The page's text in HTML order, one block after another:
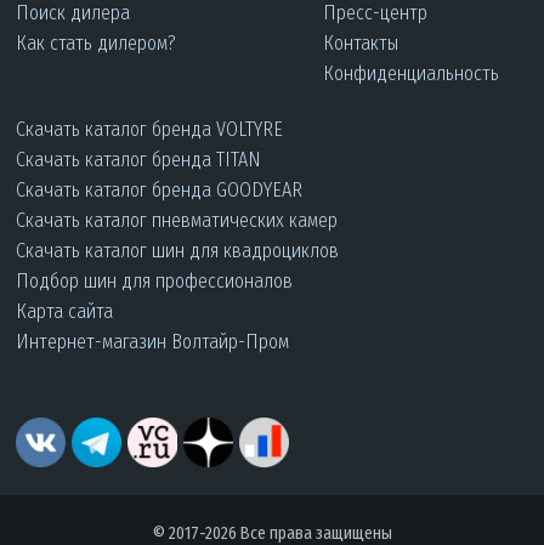
Поиск дилера
Как стать дилером?
Пресс-центр
Контакты
Конфиденциальность
Скачать каталог бренда VOLTYRE
Скачать каталог бренда TITAN
Скачать каталог бренда GOODYEAR
Скачать каталог пневматических камер
Скачать каталог шин для квадроциклов
Подбор шин для профессионалов
Карта сайта
Интернет-магазин Волтайр-Пром
© 2017-2026 Все права защищены